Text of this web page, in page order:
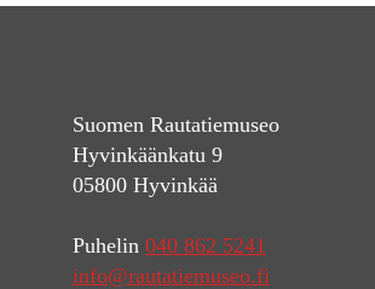
Suomen Rautatiemuseo
Hyvinkäänkatu 9
05800 Hyvinkää
Puhelin 040 862 5241
info@rautatiemuseo.fi